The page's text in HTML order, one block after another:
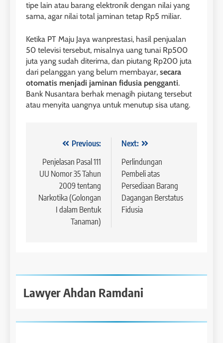
tipe lain atau barang elektronik dengan nilai yang
sama, agar nilai total jaminan tetap Rp5 miliar.
Ketika PT Maju Jaya wanprestasi, hasil penjualan
50 televisi tersebut, misalnya uang tunai Rp500
juta yang sudah diterima, dan piutang Rp200 juta
dari pelanggan yang belum membayar, secara
otomatis menjadi jaminan fidusia pengganti.
Bank Nusantara berhak menagih piutang tersebut
atau menyita uangnya untuk menutup sisa utang.
Navigasi
pos
Previous:
Penjelasan Pasal 111
UU Nomor 35 Tahun
2009 tentang
Narkotika (Golongan
I dalam Bentuk
Tanaman)
Next:
Perlindungan
Pembeli atas
Persediaan Barang
Dagangan Berstatus
Fidusia
Lawyer Ahdan Ramdani